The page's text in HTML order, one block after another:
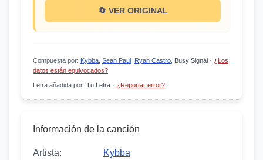
🔄 VER ORIGINAL
Compuesta por: Kybba Sean Paul Ryan Castro , Busy Signal · ¿Los
datos están equivocados?
Letra añadida por: Tu Letra · ¿Reportar error?
Información de la canción
Artista: Kybba